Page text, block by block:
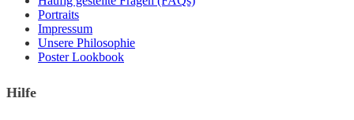
Portraits
Impressum
Unsere Philosophie
Poster Lookbook
Hilfe